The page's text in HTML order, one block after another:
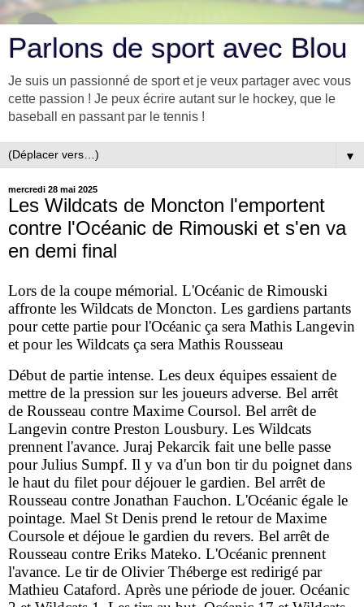
Parlons de sport avec Blou
Je suis un passionné de sport et je veux partager avec vous
cette passion ! Je peux écrire autant sur le hockey, que le
baseball en passant par le tennis !
▼
mercredi 28 mai 2025
Les Wildcats de Moncton l'emportent
contre l'Océanic de Rimouski et s'en va
en demi final
Lors de la coupe mémorial. L'Océanic de Rimouski
affronte les Wildcats de Moncton. Les gardiens partants
pour cette partie pour l'Océanic ça sera Mathis Langevin
et pour les Wildcats ça sera Mathis Rousseau
Début de partie intense. Les deux équipes essaient de
mettre de la pression sur les joueurs adverse. Bel arrêt
de Rousseau contre Maxime Coursol. Bel arrêt de
Langevin contre Preston Lousbury. Les Wildcats
prennent l'avance. Juraj Pekarcik fait une belle passe
pour Julius Sumpf. Il y va d'un bon tir du poignet dans
le haut du filet pour déjouer le gardien. Bel arrêt de
Rousseau contre Jonathan Fauchon. L'Océanic égale le
pointage. Mael St Denis prend le retour de Maxime
Coursole et déjoue le gardien du revers. Bel arrêt de
Rousseau contre Eriks Mateko. L'Océanic prennent
l'avance. Le tir de Olivier Théberge est redirigé par
Mathieu Cataford. Après une période de jouer. Océanic